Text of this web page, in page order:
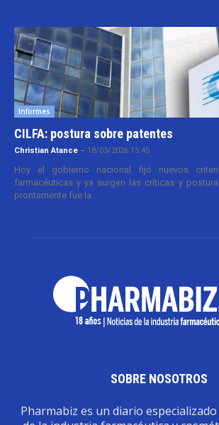
Informes
CILFA: postura sobre patentes
Christian Atance - 18/03/2026 15:45
Hoy el gobierno nacional fijó nuevos
farmacéuticas y ya surgen las críticas y
prontamente fue la...
SOBRE NOSOTROS
Pharmabiz es un diario